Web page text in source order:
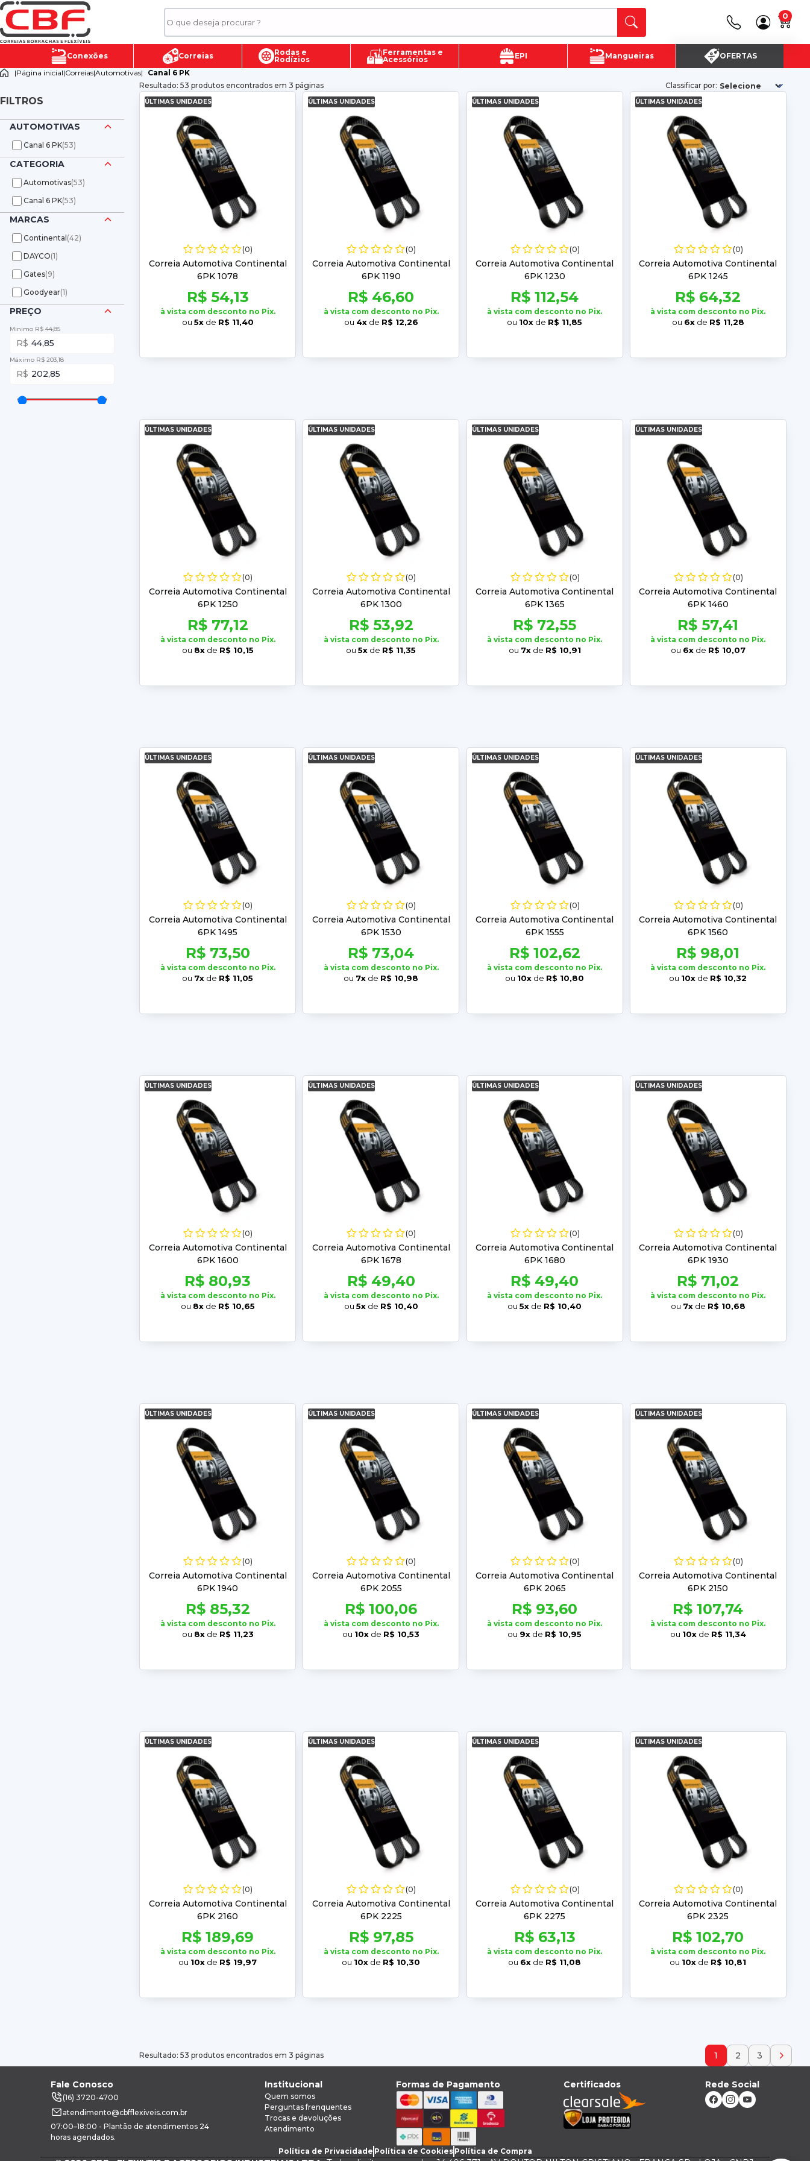
Canais de Atendimento
(16) 3720 - 4700
0
Conexões Correias
Rodas e
Rodízios
Ferramentas e
Acessórios
EPI Mangueiras
OFERTAS
|Página inicial|Correias|Automotivas| Canal 6 PK
FILTROS
AUTOMOTIVAS
Canal 6 PK(53)
CATEGORIA
Automotivas(53)
Canal 6 PK(53)
MARCAS
Continental (42)
DAYCO(1)
Gates(9)
Goodyear(1)
PREÇO
Minimo R$ 44,85
44,85
Máximo R$ 203,18
202,85
Resultado: 53 produtos encontrados em 3 páginas Classificar por:
ÚLTIMAS UNIDADES
(0)
Correia Automotiva Continental
6PK 1078
R$ 54,13
à vista com desconto no Pix.
ou 5xde R$ 11,40
ÚLTIMAS UNIDADES
(0)
Correia Automotiva Continental
6PK 1190
R$ 46,60
à vista com desconto no Pix.
ou 4xde R$ 12,26
ÚLTIMAS UNIDADES
(0)
Correia Automotiva Continental
6PK 1230
R$ 112,54
à vista com desconto no Pix.
ou 10x de R$ 11,85
ÚLTIMAS UNIDADES
(0)
Correia Automotiva Continental
6PK 1245
R$ 64,32
à vista com desconto no Pix.
ou 6xde R$ 11,28
ÚLTIMAS UNIDADES
(0)
Correia Automotiva Continental
6PK 1250
R$ 77,12
à vista com desconto no Pix.
ou 8xde R$ 10,15
ÚLTIMAS UNIDADES
(0)
Correia Automotiva Continental
6PK 1300
R$ 53,92
à vista com desconto no Pix.
ou5x de R$ 11,35
ÚLTIMAS UNIDADES
(0)
Correia Automotiva Continental
6PK 1365
R$ 72,55
à vista com desconto no Pix.
ou 7xde R$ 10,91
ÚLTIMAS UNIDADES
(0)
Correia Automotiva Continental
6PK 1460
R$ 57,41
à vista com desconto no Pix.
ou 6xde R$ 10,07
ÚLTIMAS UNIDADES
(0)
Correia Automotiva Continental
6PK 1495
R$ 73,50
à vista com desconto no Pix.
ou 7x de R$ 11,05
ÚLTIMAS UNIDADES
(0)
Correia Automotiva Continental
6PK 1530
R$ 73,04
à vista com desconto no Pix.
ou 7x de R$ 10,98
ÚLTIMAS UNIDADES
(0)
Correia Automotiva Continental
6PK 1555
R$ 102,62
à vista com desconto no Pix.
ou 10x de R$ 10,80
ÚLTIMAS UNIDADES
(0)
Correia Automotiva Continental
6PK 1560
R$ 98,01
à vista com desconto no Pix.
ou 10x de R$ 10,32
ÚLTIMAS UNIDADES
(0)
Correia Automotiva Continental
6PK 1600
R$ 80,93
à vista com desconto no Pix.
ou 8xde R$ 10,65
ÚLTIMAS UNIDADES
(0)
Correia Automotiva Continental
6PK 1678
R$ 49,40
à vista com desconto no Pix.
ou 5xde R$ 10,40
ÚLTIMAS UNIDADES
(0)
Correia Automotiva Continental
6PK 1680
R$ 49,40
à vista com desconto no Pix.
ou 5x de R$ 10,40
ÚLTIMAS UNIDADES
(0)
Correia Automotiva Continental
6PK 1930
R$ 71,02
à vista com desconto no Pix.
ou 7xde R$ 10,68
ÚLTIMAS UNIDADES
(0)
Correia Automotiva Continental
6PK 1940
R$ 85,32
à vista com desconto no Pix.
ou 8xde R$ 11,23
ÚLTIMAS UNIDADES
(0)
Correia Automotiva Continental
6PK 2055
R$ 100,06
à vista com desconto no Pix.
ou 10x de R$ 10,53
ÚLTIMAS UNIDADES
(0)
Correia Automotiva Continental
6PK 2065
R$ 93,60
à vista com desconto no Pix.
ou 9x de R$ 10,95
ÚLTIMAS UNIDADES
(0)
Correia Automotiva Continental
6PK 2150
R$ 107,74
à vista com desconto no Pix.
ou 10xde R$ 11,34
ÚLTIMAS UNIDADES
(0)
Correia Automotiva Continental
6PK 2160
R$ 189,69
à vista com desconto no Pix.
ou 10x de R$ 19,97
ÚLTIMAS UNIDADES
(0)
Correia Automotiva Continental
6PK 2225
R$ 97,85
à vista com desconto no Pix.
ou 10x de R$ 10,30
ÚLTIMAS UNIDADES
(0)
Correia Automotiva Continental
6PK 2275
R$ 63,13
à vista com desconto no Pix.
ou 6x de R$ 11,08
ÚLTIMAS UNIDADES
(0)
Correia Automotiva Continental
6PK 2325
R$ 102,70
à vista com desconto no Pix.
ou 10x de R$ 10,81
Resultado: 53 produtos encontrados em 3 páginas 1 2 3
Fale Conosco
(16) 3720-4700
atendimento@cbfflexiveis.com.br
07:00–18:00 - Plantão de atendimentos 24
horas agendados.
Institucional
Quem somos
Perguntas frenquentes
Trocas e devoluções
Atendimento
Formas de Pagamento Certificados Rede Social
Política de Privacidade Política de Cookies Política de Compra